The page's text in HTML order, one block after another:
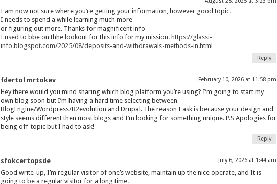
I am now not sure where you’re getting your information, however good topic.
I needs to spend a while learning much more
or figuring out more. Thanks for magnificent info
I used to bbe on thhe lookout for this info for my mission. https://glassi-
info.blogspot.com/2025/08/deposits-and-withdrawals-methods-in.html
Reply
fdertol mrtokev February 10, 2026 at 11:58 pm
Hey there would you mind sharing which blog platform you’re using? I’m going to start my
own blog soon but I’m having a hard time selecting between
BlogEngine/Wordpress/B2evolution and Drupal. The reason I ask is because your design and
style seems different then most blogs and I’m looking for something unique. P.S Apologies for
being off-topic but I had to ask!
Reply
sfokcertopsde July 6, 2026 at 1:44 am
Good write-up, I’m regular visitor of one’s website, maintain up the nice operate, and It is
going to be a regular visitor for a long time.